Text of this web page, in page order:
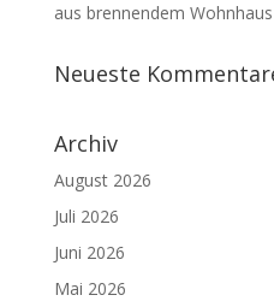
aus brennendem Wohnhaus
Neueste
Archiv
August 2026
Juli 2026
Juni 2026
Mai 2026